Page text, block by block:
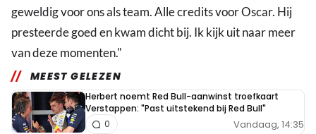
geweldig voor ons als team. Alle credits voor Oscar. Hij
presteerde goed en kwam dicht bij. Ik kijk uit naar meer
van deze momenten."
MEEST GELEZEN
Herbert noemt Red Bull-aanwinst troefkaart
Verstappen: "Past uitstekend bij Red Bull"
Vandaag, 14:35
0